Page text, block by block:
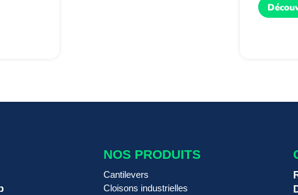
NOS PRODUITS
Cantilevers
Cloisons industrielles